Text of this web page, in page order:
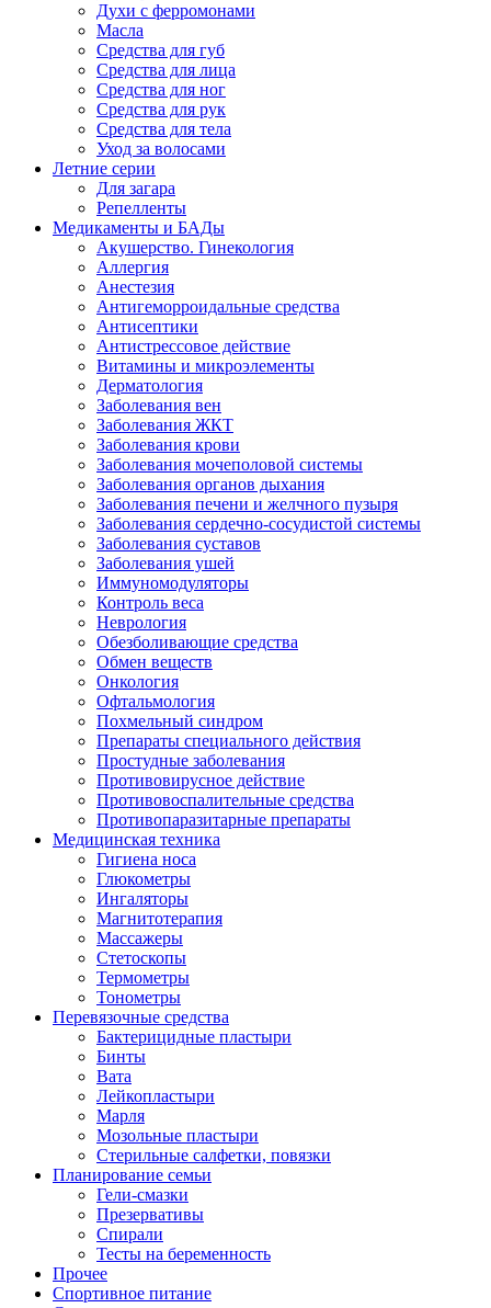
Духи с ферромонами
Масла
Средства для губ
Средства для лица
Средства для ног
Средства для рук
Средства для тела
Уход за волосами
Летние серии
Для загара
Репелленты
Медикаменты и БАДы
Акушерство. Гинекология
Аллергия
Анестезия
Антигеморроидальные средства
Антисептики
Антистрессовое действие
Витамины и микроэлементы
Дерматология
Заболевания вен
Заболевания ЖКТ
Заболевания крови
Заболевания мочеполовой системы
Заболевания органов дыхания
Заболевания печени и желчного пузыря
Заболевания сердечно-сосудистой системы
Заболевания суставов
Заболевания ушей
Иммуномодуляторы
Контроль веса
Неврология
Обезболивающие средства
Обмен веществ
Онкология
Офтальмология
Похмельный синдром
Препараты специального действия
Простудные заболевания
Противовирусное действие
Противовоспалительные средства
Противопаразитарные препараты
Медицинская техника
Гигиена носа
Глюкометры
Ингаляторы
Магнитотерапия
Массажеры
Стетоскопы
Термометры
Тонометры
Перевязочные средства
Бактерицидные пластыри
Бинты
Вата
Лейкопластыри
Марля
Мозольные пластыри
Стерильные салфетки, повязки
Планирование семьи
Гели-смазки
Презервативы
Спирали
Тесты на беременность
Прочее
Спортивное питание